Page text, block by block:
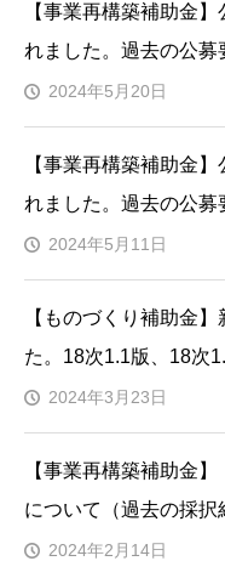
【事業再構築補助金
れました。過去の公募
2024年5月20日
【事業再構築補助金
れました。過去の公募
2024年5月11日
【ものづくり補助金
た。18次1.1版、18次
2024年3月23日
【事業再構築補助金
について（過去の採択
2024年2月14日